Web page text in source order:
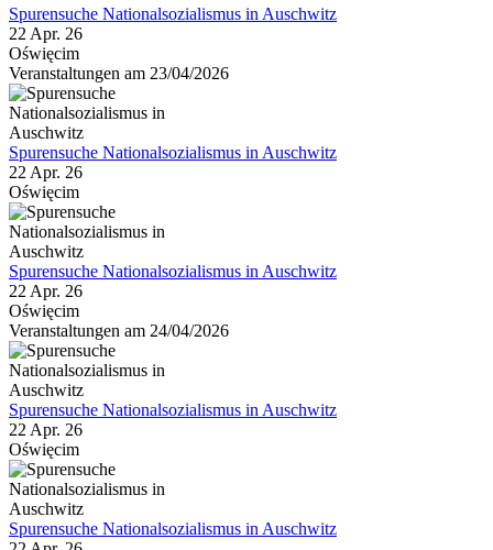
Spurensuche Nationalsozialismus in Auschwitz
22 Apr. 26
Oświęcim
Veranstaltungen am 23/04/2026
Spurensuche Nationalsozialismus in Auschwitz
22 Apr. 26
Oświęcim
Spurensuche Nationalsozialismus in Auschwitz
22 Apr. 26
Oświęcim
Veranstaltungen am 24/04/2026
Spurensuche Nationalsozialismus in Auschwitz
22 Apr. 26
Oświęcim
Spurensuche Nationalsozialismus in Auschwitz